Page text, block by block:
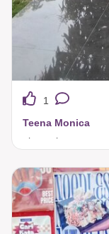
1
Teena Monica
always lawasan....